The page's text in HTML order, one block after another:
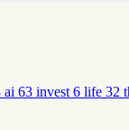
ai 63 invest 6 life 32